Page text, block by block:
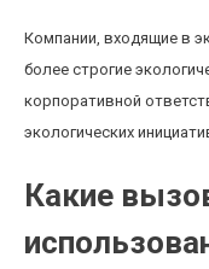
Компании, входящие в
более строгие
корпоративной
экологических
Какие